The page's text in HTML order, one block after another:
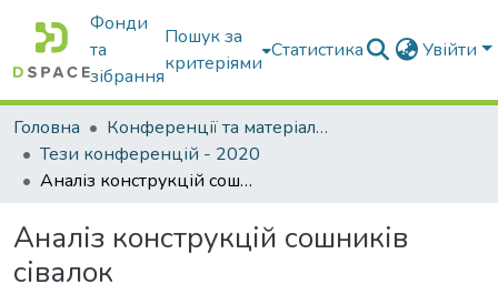
Фонди
та
зібрання
Пошук за
критеріями
Статистика Увійти
Головна
Конференції та матеріали конференцій
Тези конференцій - 2020
Аналіз конструкцій сошників сівалок
Аналіз конструкцій сошників
сівалок